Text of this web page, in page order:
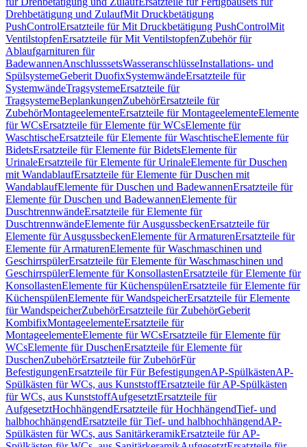
Drehbetätigung und ZulaufMit Druckbetätigung
PushControlErsatzteile für Mit Druckbetätigung PushControlMit
VentilstopfenErsatzteile für Mit VentilstopfenZubehör für
Ablaufgarnituren für
BadewannenAnschlusssetsWasseranschlüsseInstallations- und
SpülsystemeGeberit DuofixSystemwändeErsatzteile für
SystemwändeTragsystemeErsatzteile für
TragsystemeBeplankungenZubehörErsatzteile für
ZubehörMontageelementeErsatzteile für MontageelementeElemente
für WCsErsatzteile für Elemente für WCsElemente für
WaschtischeErsatzteile für Elemente für WaschtischeElemente für
BidetsErsatzteile für Elemente für BidetsElemente für
UrinaleErsatzteile für Elemente für UrinaleElemente für Duschen
mit WandablaufErsatzteile für Elemente für Duschen mit
WandablaufElemente für Duschen und BadewannenErsatzteile für
Elemente für Duschen und BadewannenElemente für
DuschtrennwändeErsatzteile für Elemente für
DuschtrennwändeElemente für AusgussbeckenErsatzteile für
Elemente für AusgussbeckenElemente für ArmaturenErsatzteile für
Elemente für ArmaturenElemente für Waschmaschinen und
GeschirrspülerErsatzteile für Elemente für Waschmaschinen und
GeschirrspülerElemente für KonsollastenErsatzteile für Elemente für
KonsollastenElemente für KüchenspülenErsatzteile für Elemente für
KüchenspülenElemente für WandspeicherErsatzteile für Elemente
für WandspeicherZubehörErsatzteile für ZubehörGeberit
KombifixMontageelementeErsatzteile für
MontageelementeElemente für WCsErsatzteile für Elemente für
WCsElemente für DuschenErsatzteile für Elemente für
DuschenZubehörErsatzteile für ZubehörFür
BefestigungenErsatzteile für Für BefestigungenAP-SpülkästenAP-
Spülkästen für WCs, aus KunststoffErsatzteile für AP-Spülkästen
für WCs, aus KunststoffAufgesetztErsatzteile für
AufgesetztHochhängendErsatzteile für HochhängendTief- und
halbhochhängendErsatzteile für Tief- und halbhochhängendAP-
Spülkästen für WCs, aus SanitärkeramikErsatzteile für AP-